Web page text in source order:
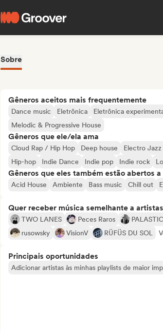
Sobre
Gêneros aceitos mais frequentemente
Dance music Eletrônica Eletrônica
Melodic & Progressive House
Gêneros que ele/ela ama
Cloud Rap / Hip Hop Deep house Electro
Hip-hop
Indie Dance Indie pop Indie rock
Gêneros que eles também estão abertos
Acid House Ambiente Bass music Chill out
Quer receber música semelhante a
TWO LANES Peces Raros PALASTIC
rusowsky
VisionV RÜFÜS DU SOL
Principais oportunidades
Adicionar artistas às minhas playlists de maior